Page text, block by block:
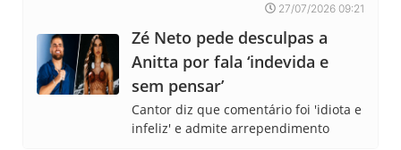
27/07/2026 09:21
Zé Neto pede desculpas a
Anitta por fala ‘indevida e
sem pensar’
Cantor diz que comentário foi 'idiota e
infeliz' e admite arrependimento